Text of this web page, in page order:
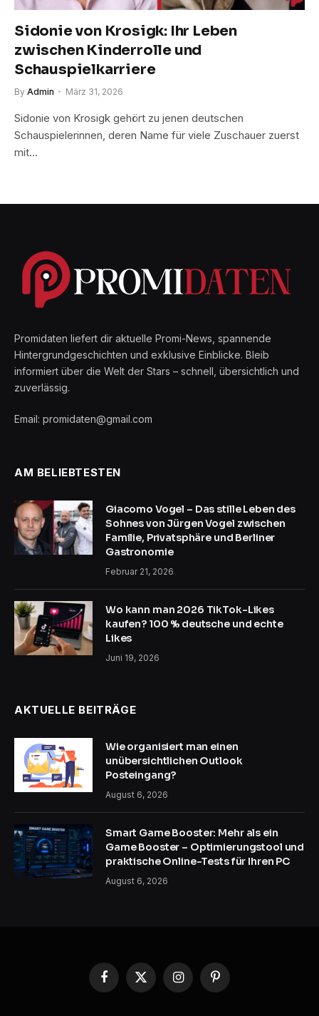
Sidonie von Krosigk: Ihr Leben
zwischen Kinderrolle und
Schauspielkarriere
By Admin März 31, 2026
Sidonie von Krosigk gehört zu jenen deutschen
Schauspielerinnen, deren Name für viele Zuschauer zuerst
mit…
Promidaten liefert dir aktuelle Promi-News, spannende
Hintergrundgeschichten und exklusive Einblicke. Bleib
informiert über die Welt der Stars – schnell, übersichtlich und
zuverlässig.
Email: promidaten@gmail.com
AM BELIEBTESTEN
Giacomo Vogel – Das stille Leben des
Sohnes von Jürgen Vogel zwischen
Familie, Privatsphäre und Berliner
Gastronomie
Februar 21, 2026
Wo kann man 2026 TikTok-Likes
kaufen? 100 % deutsche und echte
Likes
Juni 19, 2026
AKTUELLE BEITRÄGE
Wie organisiert man einen
unübersichtlichen Outlook
Posteingang?
August 6, 2026
Smart Game Booster: Mehr als ein
Game Booster – Optimierungstool und
praktische Online-Tests für Ihren PC
August 6, 2026
Facebook
X
InstagramPinterest